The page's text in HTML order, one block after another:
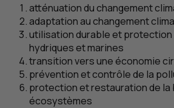
atténuation du changement
adaptation au changement
utilisation durable et
hydriques et marines
transition vers une économie
prévention et contrôle de la
protection et restauration de
écosystèmes